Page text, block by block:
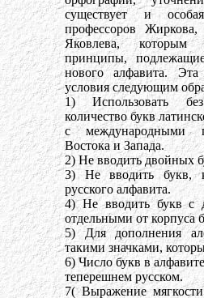
существует и
профессоров
Яковлева, которым
принципы,
нового алфавита.
условия следующим
1) Использовать
количество букв
с международными
Востока и Запада.
2) Не вводить двойных
3) Не вводить букв,
русского алфавита.
4) Не вводить букв с
отдельными от корпуса
5) Для дополнения
такими значками,
6) Число букв в
теперешнем русском.
7( Выражение